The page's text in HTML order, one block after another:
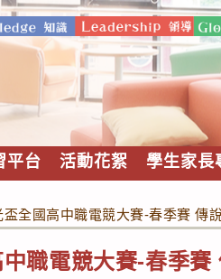
平台 活動花絮 學生家長
全國高中職電競大賽-春季賽 傳說
職電競大賽-春季賽